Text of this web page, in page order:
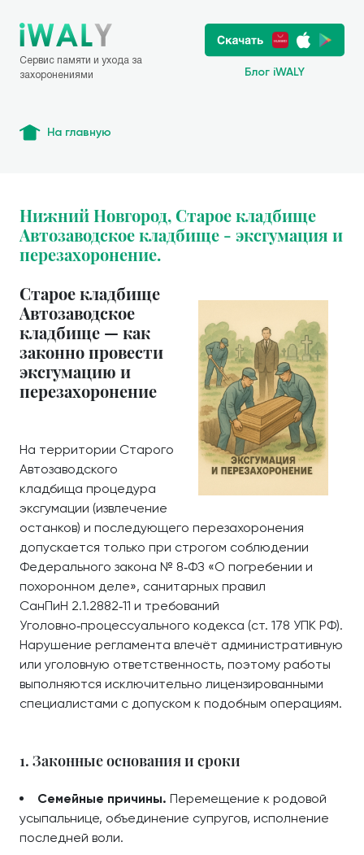
Сервис памяти и ухода за
захоронениями
Блог iWALY
На главную
Нижний Новгород, Старое кладбище
Автозаводское кладбище - эксгумация и
перезахоронение.
Старое кладбище
Автозаводское
кладбище — как
законно провести
эксгумацию и
перезахоронение
На территории Старого
Автозаводского
кладбища процедура
эксгумации (извлечение
останков) и последующего перезахоронения
допускается только при строгом соблюдении
Федерального закона № 8‑ФЗ «О погребении и
похоронном деле», санитарных правил
СанПиН 2.1.2882‑11 и требований
Уголовно‑процессуального кодекса (ст. 178 УПК РФ).
Нарушение регламента влечёт административную
или уголовную ответственность, поэтому работы
выполняются исключительно лицензированными
специалистами с допуском к подобным операциям.
1. Законные основания и сроки
Семейные причины. Перемещение к родовой
усыпальнице, объединение супругов, исполнение
последней воли.